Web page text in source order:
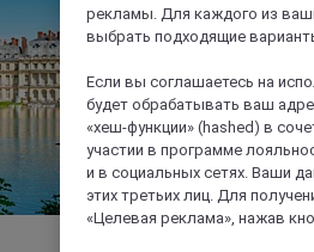
рекламы. Для каждого из
выбрать подходящие
Если вы соглашаетесь на
будет обрабатывать ваш
«хеш-функции» (hashed) в
участии в программе
и в социальных сетях. Ваши
этих третьих лиц. Для
«Целевая реклама», нажав